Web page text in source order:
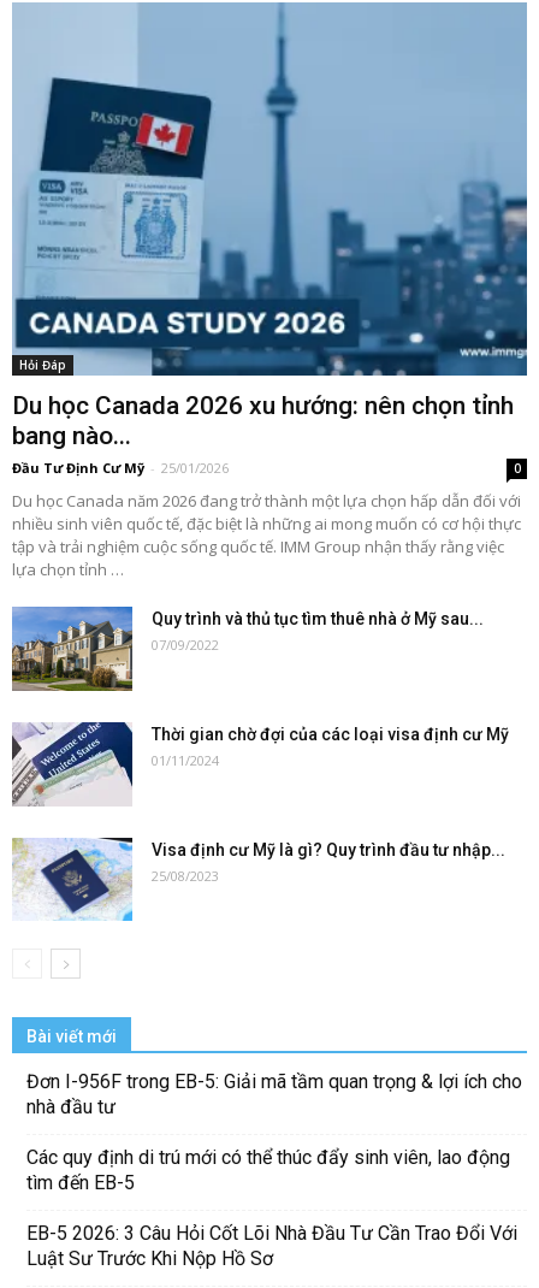
Hỏi Đáp
Du học Canada 2026 xu hướng: nên chọn tỉnh
bang nào...
Đầu Tư Định Cư Mỹ - 25/01/2026 0
Du học Canada năm 2026 đang trở thành một lựa chọn hấp dẫn đối với
nhiều sinh viên quốc tế, đặc biệt là những ai mong muốn có cơ hội thực
tập và trải nghiệm cuộc sống quốc tế. IMM Group nhận thấy rằng việc
lựa chọn tỉnh …
Quy trình và thủ tục tìm thuê nhà ở Mỹ sau...
07/09/2022
Thời gian chờ đợi của các loại visa định cư Mỹ
01/11/2024
Visa định cư Mỹ là gì? Quy trình đầu tư nhập...
25/08/2023
Bài viết mới
Đơn I-956F trong EB-5: Giải mã tầm quan trọng & lợi ích cho
nhà đầu tư
Các quy định di trú mới có thể thúc đẩy sinh viên, lao động
tìm đến EB-5
EB-5 2026: 3 Câu Hỏi Cốt Lõi Nhà Đầu Tư Cần Trao Đổi Với
Luật Sư Trước Khi Nộp Hồ Sơ